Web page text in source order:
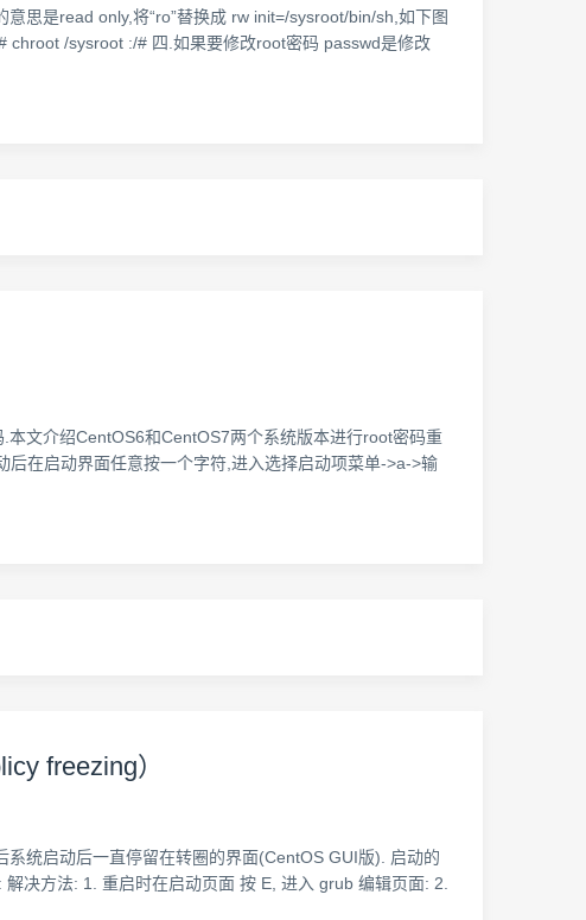
思是read only,将“ro”替换成 rw init=/sysroot/bin/sh,如下图
chroot /sysroot :/# 四.如果要修改root密码 passwd是修改
文介绍CentOS6和CentOS7两个系统版本进行root密码重
在启动界面任意按一个字符,进入选择启动项菜单->a->输
freezing）
统启动后一直停留在转圈的界面(CentOS GUI版). 启动的
决方法: 1. 重启时在启动页面 按 E, 进入 grub 编辑页面: 2.